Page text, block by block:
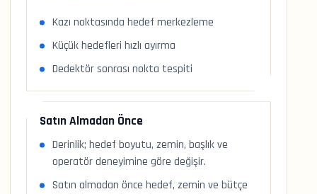
Kazı noktasında hedef merkezleme
Küçük hedefleri hızlı ayırma
Dedektör sonrası nokta tespiti
Satın Almadan Önce
Derinlik; hedef boyutu, zemin, başlık ve
operatör deneyimine göre değişir.
Satın almadan önce hedef, zemin ve bütçe